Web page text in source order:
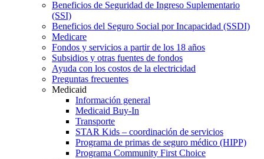
Beneficios de Seguridad de Ingreso Suplementario
(SSI)
Beneficios del Seguro Social por Incapacidad (SSDI)
Medicare
Fondos y servicios a partir de los 18 años
Subsidios y otras fuentes de fondos
Ayuda con los costos de la electricidad
Preguntas frecuentes
Medicaid
Información general
Medicaid Buy-In
Transporte
STAR Kids – coordinación de servicios
Programa de primas de seguro médico (HIPP)
Programa Community First Choice